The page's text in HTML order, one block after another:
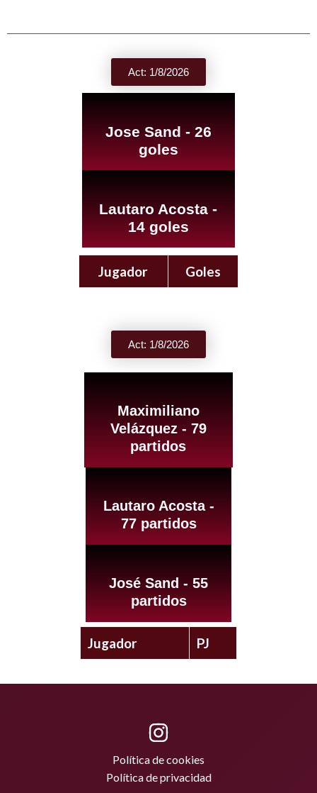
Act: 1/8/2026
Jose Sand - 26
goles
Lautaro Acosta -
14 goles
Jugador Goles
Act: 1/8/2026
Maximiliano
Velázquez - 79
partidos
Lautaro Acosta -
77 partidos
José Sand - 55
partidos
Jugador PJ
Política de cookies
Política de privacidad